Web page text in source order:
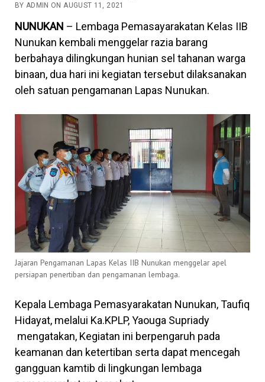
BY ADMIN ON AUGUST 11, 2021
NUNUKAN – Lembaga Pemasayarakatan Kelas IIB
Nunukan kembali menggelar razia barang
berbahaya dilingkungan hunian sel tahanan warga
binaan, dua hari ini kegiatan tersebut dilaksanakan
oleh satuan pengamanan Lapas Nunukan.
Jajaran Pengamanan Lapas Kelas IIB Nunukan menggelar apel
persiapan penertiban dan pengamanan lembaga.
Kepala Lembaga Pemasyarakatan Nunukan, Taufiq
Hidayat, melalui Ka.KPLP, Yaouga Supriady
mengatakan, Kegiatan ini berpengaruh pada
keamanan dan ketertiban serta dapat mencegah
gangguan kamtib di lingkungan lembaga